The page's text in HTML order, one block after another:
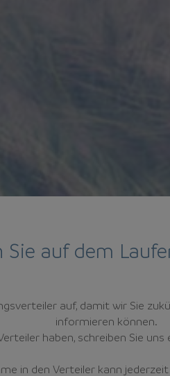
Sie auf dem
auf, damit wir Sie
informieren können.
haben, schreiben Sie uns
in den Verteiler kann